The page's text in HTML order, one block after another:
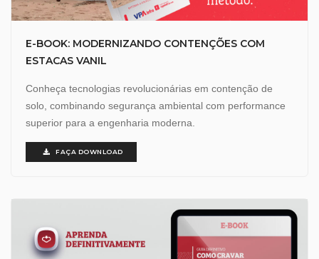
E-BOOK: MODERNIZANDO CONTENÇÕES COM
ESTACAS VANIL
Conheça tecnologias revolucionárias em contenção de
solo, combinando segurança ambiental com performance
superior para a engenharia moderna.
FAÇA DOWNLOAD